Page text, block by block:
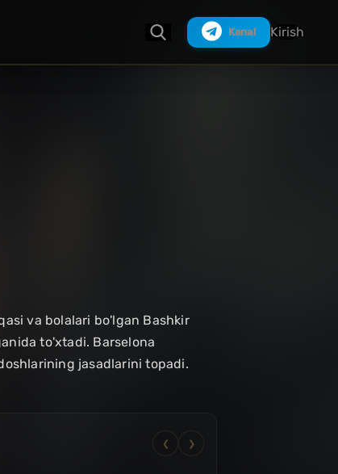
Kanal Kirish
va bolalari bo'lgan Bashkir
to'xtadi. Barselona
jasadlarini topadi.
❮ ❯